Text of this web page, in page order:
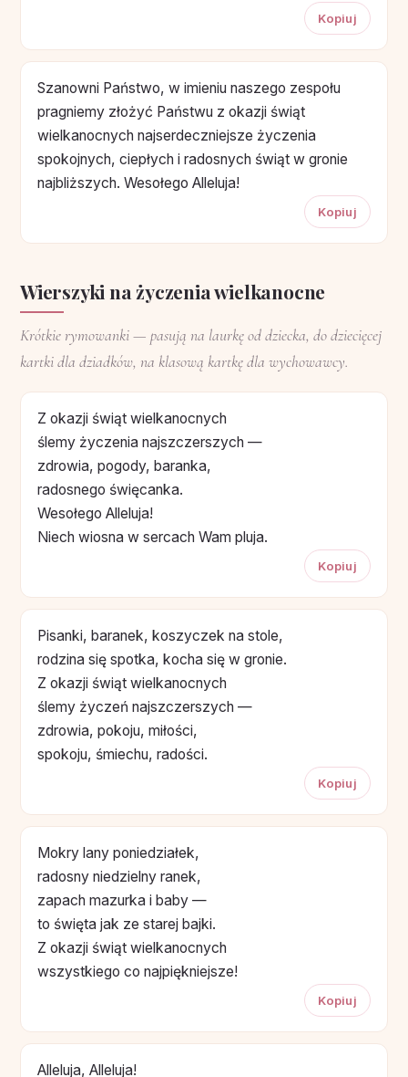
Kopiuj
Szanowni Państwo, w imieniu naszego zespołu
pragniemy złożyć Państwu z okazji świąt
wielkanocnych najserdeczniejsze życzenia
spokojnych, ciepłych i radosnych świąt w gronie
najbliższych. Wesołego Alleluja!
Kopiuj
Wierszyki na życzenia wielkanocne
Krótkie rymowanki — pasują na laurkę od dziecka, do dziecięcej
kartki dla dziadków, na klasową kartkę dla wychowawcy.
Z okazji świąt wielkanocnych
ślemy życzenia najszczerszych —
zdrowia, pogody, baranka,
radosnego święcanka.
Wesołego Alleluja!
Niech wiosna w sercach Wam pluja.
Kopiuj
Pisanki, baranek, koszyczek na stole,
rodzina się spotka, kocha się w gronie.
Z okazji świąt wielkanocnych
ślemy życzeń najszczerszych —
zdrowia, pokoju, miłości,
spokoju, śmiechu, radości.
Kopiuj
Mokry lany poniedziałek,
radosny niedzielny ranek,
zapach mazurka i baby —
to święta jak ze starej bajki.
Z okazji świąt wielkanocnych
wszystkiego co najpiękniejsze!
Kopiuj
Alleluja, Alleluja!